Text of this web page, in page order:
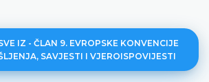
IZ - ČLAN 9. EVROPSKE KONVENCIJE
SAVJESTI I VJEROISPOVIJESTI